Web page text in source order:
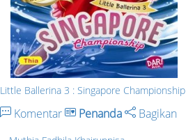
Little Ballerina 3 : Singapore Championship
Komentar Penanda Bagikan